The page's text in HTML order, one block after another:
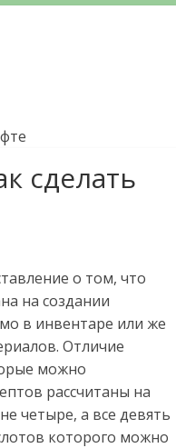
сделать
о том, что
на создании
в инвентаре или же
Отличие
можно
рассчитаны на
четыре, а все девять
которого можно